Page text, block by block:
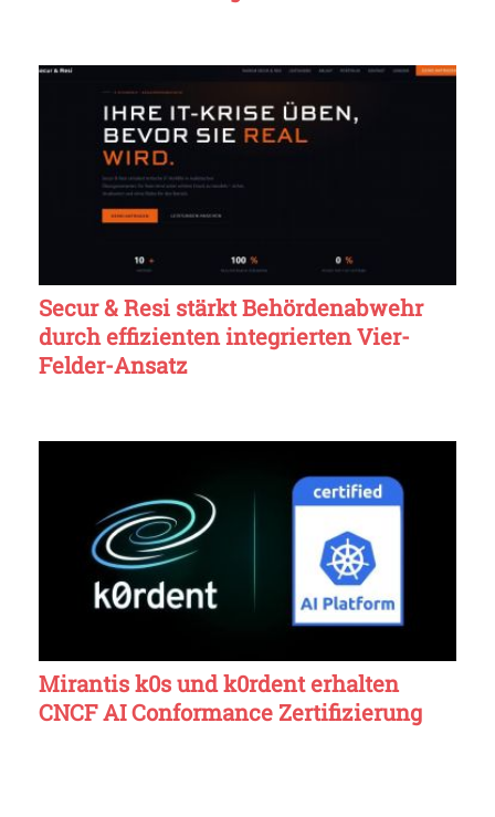
Secur & Resi stärkt Behördenabwehr
durch effizienten integrierten Vier-
Felder-Ansatz
Mirantis k0s und k0rdent erhalten
CNCF AI Conformance Zertifizierung